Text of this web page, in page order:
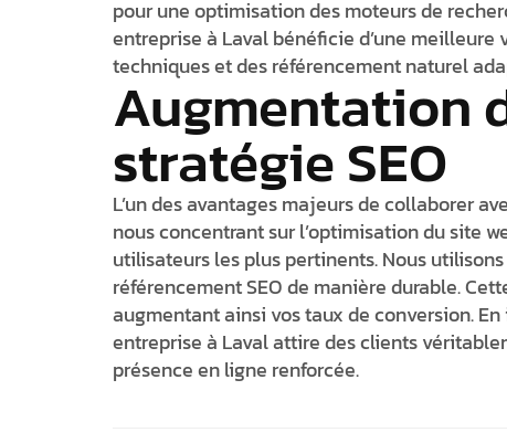
pour une optimisation des moteurs de
entreprise à Laval bénéficie d’une meilleure
techniques et des référencement naturel
Augmentation
stratégie SEO
L’un des avantages majeurs de collaborer
nous concentrant sur l’optimisation du site
utilisateurs les plus pertinents. Nous
référencement SEO de manière durable.
augmentant ainsi vos taux de conversion.
entreprise à Laval attire des clients
présence en ligne renforcée.